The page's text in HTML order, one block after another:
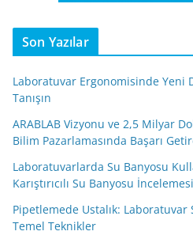
Son Yazılar
Laboratuvar Ergonomisinde Yeni
Tanışın
ARABLAB Vizyonu ve 2,5 Milyar
Bilim Pazarlamasında Başarı
Laboratuvarlarda Su Banyosu
Karıştırıcılı Su Banyosu İncelemesi
Pipetlemede Ustalık: Laboratuvar
Temel Teknikler